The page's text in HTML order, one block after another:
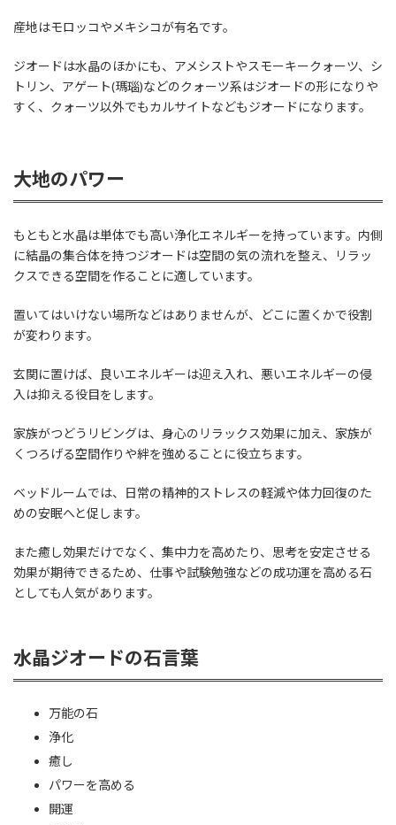
産地はモロッコやメキシコが有名です。
ジオードは水晶のほかにも、アメシストやスモーキークォーツ、シ
トリン、アゲート(瑪瑙)などのクォーツ系はジオードの形になりや
すく、クォーツ以外でもカルサイトなどもジオードになります。
大地のパワー
もともと水晶は単体でも高い浄化エネルギーを持っています。内側
に結晶の集合体を持つジオードは空間の気の流れを整え、リラッ
クスできる空間を作ることに適しています。
置いてはいけない場所などはありませんが、どこに置くかで役割
が変わります。
玄関に置けば、良いエネルギーは迎え入れ、悪いエネルギーの侵
入は抑える役目をします。
家族がつどうリビングは、身心のリラックス効果に加え、家族が
くつろげる空間作りや絆を強めることに役立ちます。
ベッドルームでは、日常の精神的ストレスの軽減や体力回復のた
めの安眠へと促します。
また癒し効果だけでなく、集中力を高めたり、思考を安定させる
効果が期待できるため、仕事や試験勉強などの成功運を高める石
としても人気があります。
水晶ジオードの石言葉
万能の石
浄化
癒し
パワーを高める
開運